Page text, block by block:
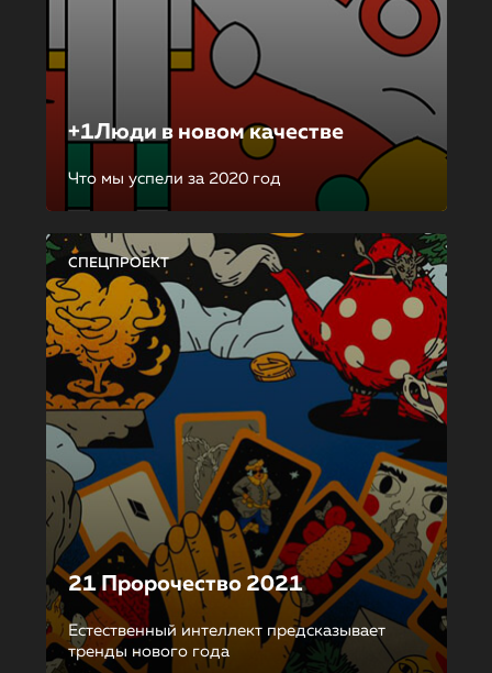
+1Люди в новом качестве
Что мы успели за 2020 год
СПЕЦПРОЕКТ
21 Пророчество 2021
Естественный интеллект предсказывает
тренды нового года